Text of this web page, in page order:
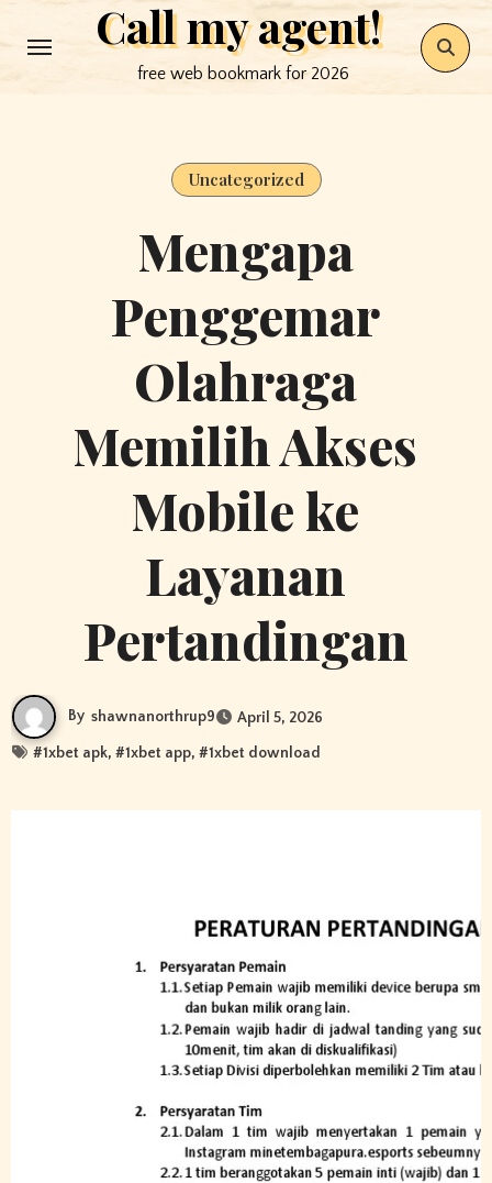
to
Call my agent!
free web bookmark for 2026
Uncategorized
Mengapa
Penggemar
Olahraga
Memilih Akses
Mobile ke
Layanan
Pertandingan
By shawnanorthrup9 April 5, 2026
#1xbet apk, #1xbet app, #1xbet download